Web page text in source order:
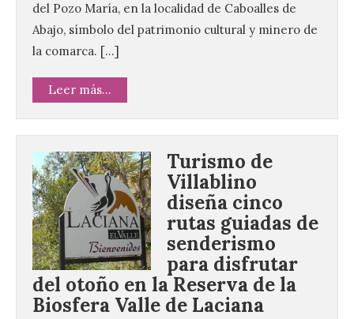
del Pozo María, en la localidad de Caboalles de
Abajo, símbolo del patrimonio cultural y minero de
la comarca. […]
Leer más...
Turismo de
Villablino
diseña cinco
rutas guiadas de
senderismo
para disfrutar
del otoño en la Reserva de la
Biosfera Valle de Laciana
El Ayuntamiento de La
Bañeza presenta el
Festival One More Time,
una cita con la música de